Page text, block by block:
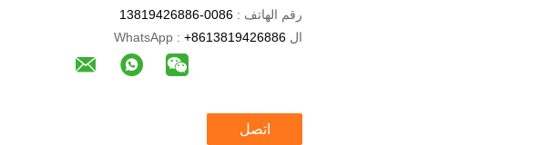
رقم الهاتف :
ال WhatsApp : +8613819426886
اتصل